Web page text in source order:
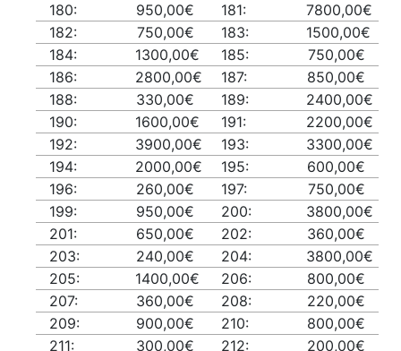
180:
950,00€ 181:
7800,00€
182:
750,00€ 183:
1500,00€
184:
1300,00€ 185:
750,00€
186:
2800,00€ 187:
850,00€
188:
330,00€ 189:
2400,00€
190:
1600,00€ 191:
2200,00€
192:
3900,00€ 193:
3300,00€
194:
2000,00€ 195:
600,00€
196:
260,00€ 197:
750,00€
199:
950,00€ 200:
3800,00€
201:
650,00€ 202:
360,00€
203:
240,00€ 204:
3800,00€
205:
1400,00€ 206:
800,00€
207:
360,00€ 208:
220,00€
209:
900,00€ 210:
800,00€
211:
300,00€ 212:
200,00€